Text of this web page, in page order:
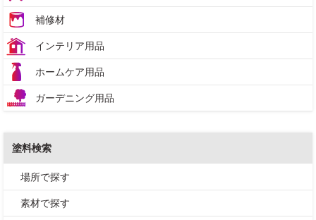
補修材
インテリア用品
ホームケア用品
ガーデニング用品
塗料検索
場所で探す
素材で探す